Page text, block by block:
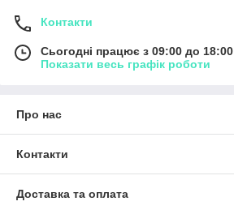
Контакти
Сьогодні працює з 09:00 до 18:00
Показати весь графік роботи
Про нас
Контакти
Доставка та оплата